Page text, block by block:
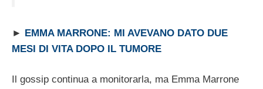
► EMMA MARRONE: MI AVEVANO DATO DUE
MESI DI VITA DOPO IL TUMORE
Il gossip continua a monitorarla, ma Emma Marrone